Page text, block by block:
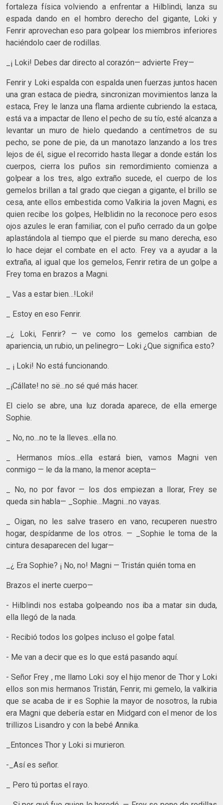
fortaleza física volviendo a enfrentar a Hilblindi, lanza su
espada dando en el hombro derecho del gigante, Loki y
Fenrir aprovechan eso para golpear los miembros inferiores
haciéndolo caer de rodillas.
_¡ Loki! Debes dar directo al corazón— advierte Frey—
Fenrir y Loki espalda con espalda unen fuerzas juntos hacen
una gran estaca de piedra, sincronizan movimientos lanza la
estaca, Frey le lanza una flama ardiente cubriendo la estaca,
está va a impactar de lleno el pecho de su tío, esté alcanza a
levantar un muro de hielo quedando a centímetros de su
pecho, se pone de pie, da un manotazo lanzando a los tres
lejos de él, sigue el recorrido hasta llegar a donde están los
cuerpos, cierra los puños sin remordimiento comienza a
golpear a los tres, algo extraño sucede, el cuerpo de los
gemelos brillan a tal grado que ciegan a gigante, el brillo se
cesa, ante ellos embestida como Valkiria la joven Magni, es
quien recibe los golpes, Helblidin no la reconoce pero esos
ojos azules le eran familiar, con el puño cerrado da un golpe
aplastándola al tiempo que el pierde su mano derecha, eso
lo hace dejar el combate en el acto. Frey va a ayudar a la
extraña, al igual que los gemelos, Fenrir retira de un golpe a
Frey toma en brazos a Magni.
_ Vas a estar bien…!Loki!
_ Estoy en eso Fenrir.
_¿ Loki, Fenrir? — ve como los gemelos cambian de
apariencia, un rubio, un pelinegro— Loki ¿Que significa esto?
_ ¡ Loki! No está funcionando.
_¡Cállate! no së…no sé qué más hacer.
El cielo se abre, una luz dorada aparece, de ella emerge
Sophie.
_ No, no…no te la lleves…ella no.
_ Hermanos míos…ella estará bien, vamos Magni ven
conmigo — le da la mano, la menor acepta—
_ No, no por favor — los dos empiezan a llorar, Frey se
queda sin habla— _Sophie…Magni…no vayas.
_ Oigan, no les salve trasero en vano, recuperen nuestro
hogar, despídanme de los otros. — _Sophie le toma de la
cintura desaparecen del lugar—
_¿ Era Sophie? ¡ No, no! Magni — Tristán quién toma en
Brazos el inerte cuerpo—
- Hilblindi nos estaba golpeando nos iba a matar sin duda,
ella llegó de la nada.
- Recibió todos los golpes incluso el golpe fatal.
- Me van a decir que es lo que está pasando aquí.
- Señor Frey , me llamo Loki soy el hijo menor de Thor y Loki
ellos son mis hermanos Tristán, Fenrir, mi gemelo, la valkiria
que se acaba de ir es Sophie la mayor de nosotros, la rubia
era Magni que debería estar en Midgard con el menor de los
trillizos Lisandro y con la bebé Annika.
_Entonces Thor y Loki si murieron.
-_Así es señor.
_ Pero tú portas el rayo.